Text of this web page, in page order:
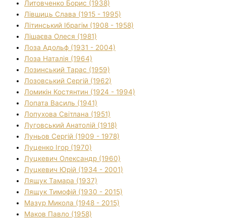
Литовченко Борис (1938)
Лівшиць Слава (1915 - 1995)
Літинський Ібрагім (1908 - 1958)
Лішаєва Олеся (1981)
Лоза Адольф (1931 - 2004)
Лоза Наталія (1964)
Лозинський Тарас (1959)
Лозовський Сергій (1962)
Ломикін Костянтин (1924 - 1994)
Лопата Василь (1941)
Лопухова Світлана (1951)
Луговський Анатолій (1918)
Луньов Сергій (1909 - 1978)
Луценко Ігор (1970)
Луцкевич Олександр (1960)
Луцкевич Юрій (1934 - 2001)
Лящук Тамара (1937)
Лящук Тимофій (1930 - 2015)
Мазур Микола (1948 - 2015)
Маков Павло (1958)